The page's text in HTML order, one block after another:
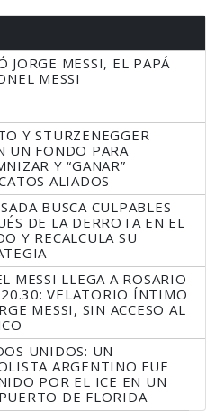
JORGE MESSI, EL PAPÁ
MESSI
Y STURZENEGGER
UN FONDO PARA
Y “GANAR”
ALIADOS
BUSCA CULPABLES
DE LA DERROTA EN EL
Y RECALCULA SU
MESSI LLEGA A ROSARIO
20.30: VELATORIO ÍNTIMO
MESSI, SIN ACCESO AL
UNIDOS: UN
ARGENTINO FUE
POR EL ICE EN UN
DE FLORIDA